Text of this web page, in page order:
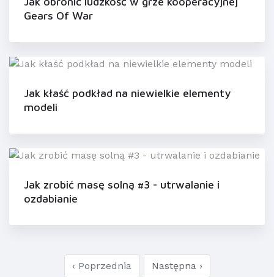
Gears Of War
Jak kłaść podkład na niewielkie elementy
modeli
Jak zrobić masę solną #3 - utrwalanie i
ozdabianie
‹ Poprzednia Następna ›